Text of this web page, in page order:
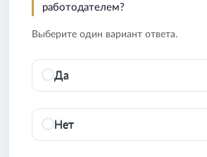
работодателем?
Выберите один вариант ответа.
Да
Нет